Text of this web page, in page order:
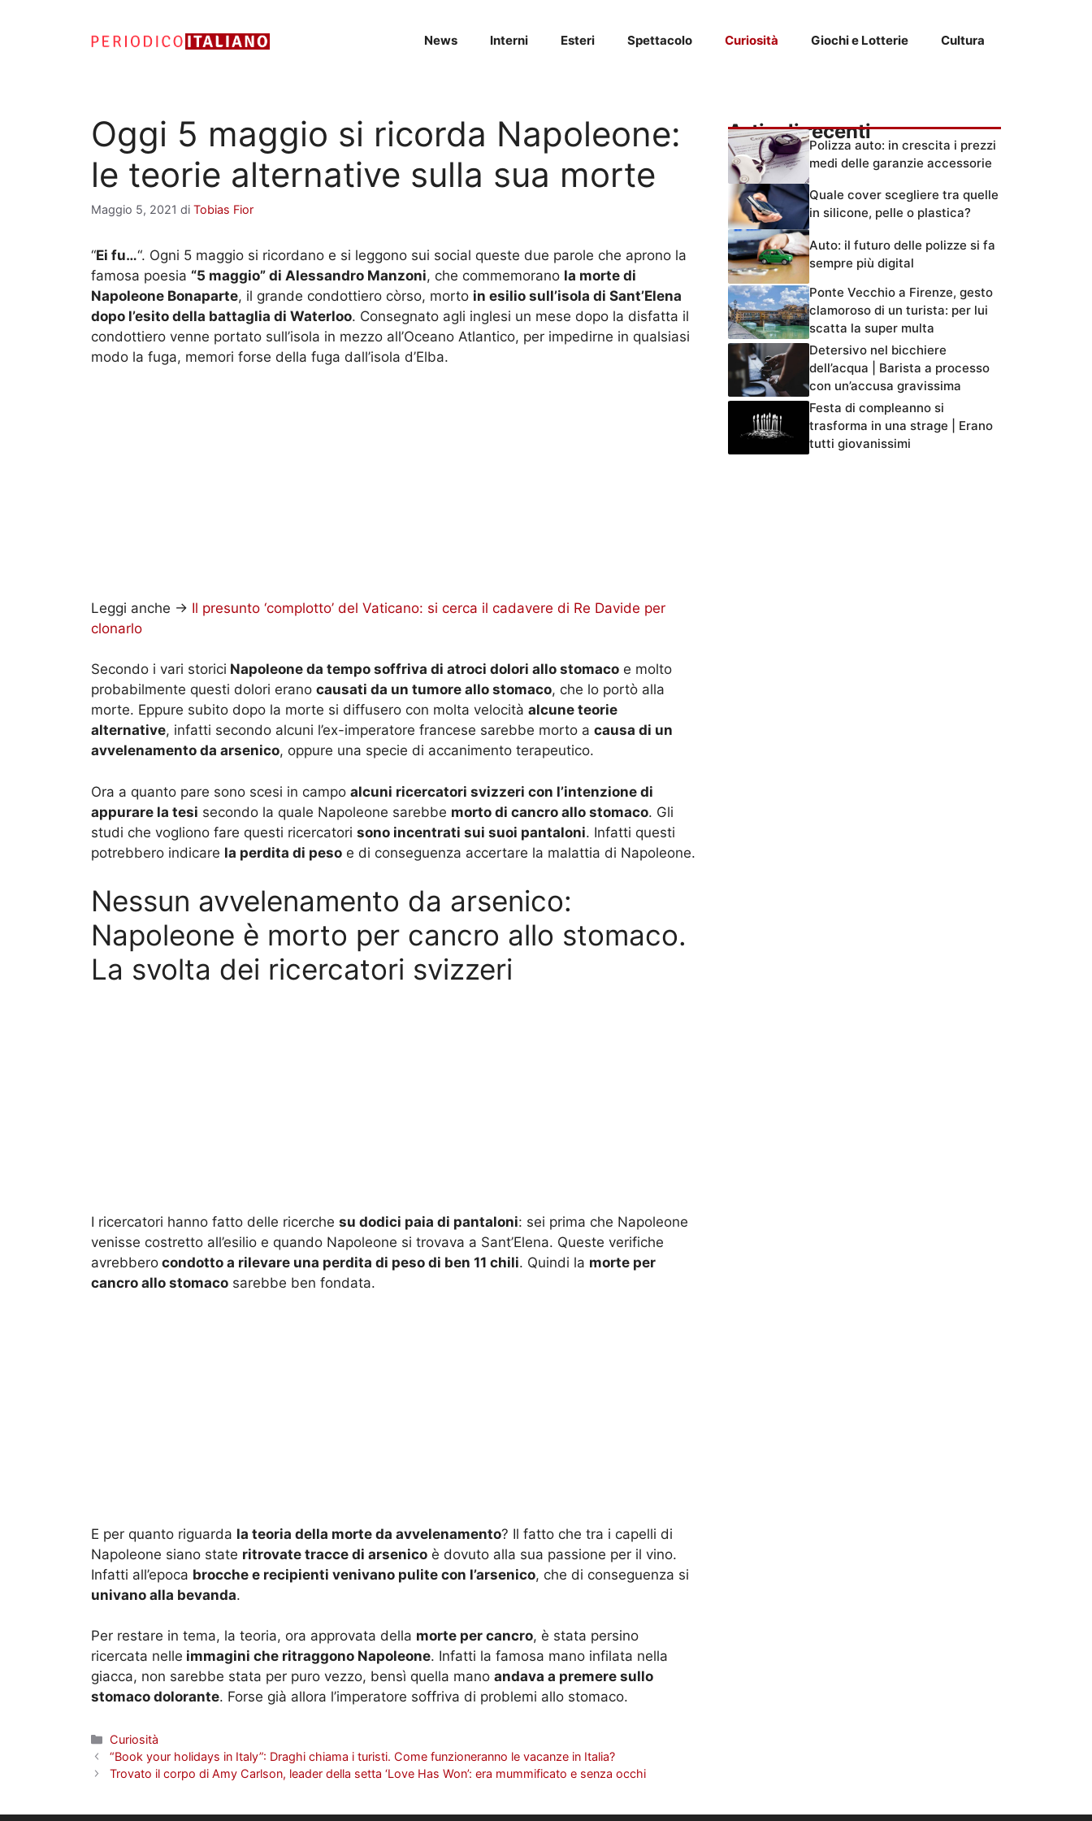
News Interni Esteri Spettacolo Curiosità Giochi e Lotterie Cultura
Oggi 5 maggio si ricorda Napoleone:
le teorie alternative sulla sua morte
Maggio 5, 2021 di Tobias Fior
“Ei fu…“. Ogni 5 maggio si ricordano e si leggono sui social queste due parole che aprono la
famosa poesia “5 maggio” di Alessandro Manzoni, che commemorano la morte di
Napoleone Bonaparte, il grande condottiero còrso, morto in esilio sull’isola di Sant’Elena
dopo l’esito della battaglia di Waterloo. Consegnato agli inglesi un mese dopo la disfatta il
condottiero venne portato sull’isola in mezzo all’Oceano Atlantico, per impedirne in qualsiasi
modo la fuga, memori forse della fuga dall’isola d’Elba.
Leggi anche -> Il presunto ‘complotto’ del Vaticano: si cerca il cadavere di Re Davide per
clonarlo
Secondo i vari storici Napoleone da tempo soffriva di atroci dolori allo stomaco e molto
probabilmente questi dolori erano causati da un tumore allo stomaco, che lo portò alla
morte. Eppure subito dopo la morte si diffusero con molta velocità alcune teorie
alternative, infatti secondo alcuni l’ex-imperatore francese sarebbe morto a causa di un
avvelenamento da arsenico, oppure una specie di accanimento terapeutico.
Ora a quanto pare sono scesi in campo alcuni ricercatori svizzeri con l’intenzione di
appurare la tesi secondo la quale Napoleone sarebbe morto di cancro allo stomaco. Gli
studi che vogliono fare questi ricercatori sono incentrati sui suoi pantaloni. Infatti questi
potrebbero indicare la perdita di peso e di conseguenza accertare la malattia di Napoleone.
Nessun avvelenamento da arsenico:
Napoleone è morto per cancro allo stomaco.
La svolta dei ricercatori svizzeri
I ricercatori hanno fatto delle ricerche su dodici paia di pantaloni: sei prima che Napoleone
venisse costretto all’esilio e quando Napoleone si trovava a Sant’Elena. Queste verifiche
avrebbero condotto a rilevare una perdita di peso di ben 11 chili. Quindi la morte per
cancro allo stomaco sarebbe ben fondata.
E per quanto riguarda la teoria della morte da avvelenamento? Il fatto che tra i capelli di
Napoleone siano state ritrovate tracce di arsenico è dovuto alla sua passione per il vino.
Infatti all’epoca brocche e recipienti venivano pulite con l’arsenico, che di conseguenza si
univano alla bevanda.
Per restare in tema, la teoria, ora approvata della morte per cancro, è stata persino
ricercata nelle immagini che ritraggono Napoleone. Infatti la famosa mano infilata nella
giacca, non sarebbe stata per puro vezzo, bensì quella mano andava a premere sullo
stomaco dolorante. Forse già allora l’imperatore soffriva di problemi allo stomaco.
Categorie
Curiosità
“Book your holidays in Italy”: Draghi chiama i turisti. Come funzioneranno le vacanze in Italia?
Trovato il corpo di Amy Carlson, leader della setta ‘Love Has Won’: era mummificato e senza occhi
Articoli recenti
Polizza auto: in crescita i prezzi
medi delle garanzie accessorie
Quale cover scegliere tra quelle
in silicone, pelle o plastica?
Auto: il futuro delle polizze si fa
sempre più digital
Ponte Vecchio a Firenze, gesto
clamoroso di un turista: per lui
scatta la super multa
Detersivo nel bicchiere
dell’acqua | Barista a processo
con un’accusa gravissima
Festa di compleanno si
trasforma in una strage | Erano
tutti giovanissimi